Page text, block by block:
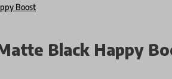
Boost
Black Happy